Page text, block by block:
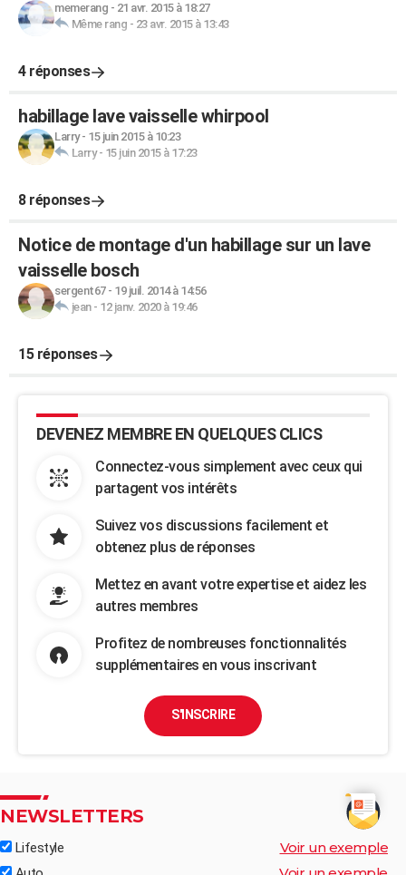
memerang - 21 avr. 2015 à 18:27
Même rang - 23 avr. 2015 à 13:43
4 réponses
habillage lave vaisselle whirpool
Larry- 15 juin 2015 à 10:23
Larry- 15 juin 2015 à 17:23
8 réponses
Notice de montage d'un habillage sur un lave
vaisselle bosch
sergent67- 19 juil. 2014 à 14:56
jean- 12 janv. 2020 à 19:46
15 réponses
DEVENEZ MEMBRE EN QUELQUES CLICS
Connectez-vous simplement avec ceux qui
partagent vos intérêts
Suivez vos discussions facilement et
obtenez plus de réponses
Mettez en avant votre expertise et aidez les
autres membres
Profitez de nombreuses fonctionnalités
supplémentaires en vous inscrivant
S'INSCRIRE
NEWSLETTERS
Lifestyle Voir un exemple